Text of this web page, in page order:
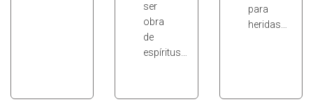
ser
obra
de
espíritus…
para
heridas…